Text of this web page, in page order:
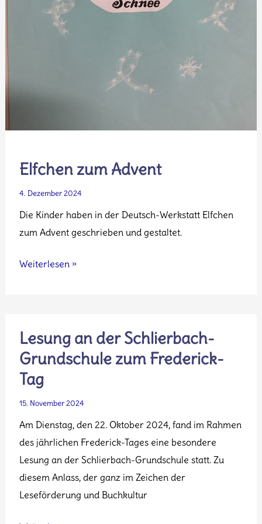
Elfchen zum Advent
4. Dezember 2024
Die Kinder haben in der Deutsch-Werkstatt Elfchen
zum Advent geschrieben und gestaltet.
Elfchen
Weiterlesen »
Lesung an der Schlierbach-
Grundschule zum Frederick-
Tag
15. November 2024
Am Dienstag, den 22. Oktober 2024, fand im Rahmen
des jährlichen Frederick-Tages eine besondere
Lesung an der Schlierbach-Grundschule statt. Zu
diesem Anlass, der ganz im Zeichen der
Leseförderung und Buchkultur